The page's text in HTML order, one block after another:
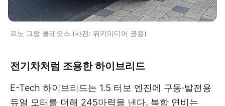
르노 그랑 콜레오스 (사진: 위키미디어 공용)
전기차처럼 조용한 하이브리드
E-Tech 하이브리드는 1.5 터보 엔진에 구동·발전용
듀얼 모터를 더해 245마력을 낸다. 복합 연비는